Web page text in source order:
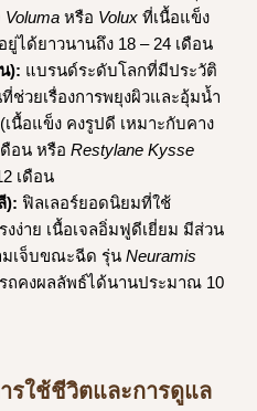
Voluma หรือ Volux ที่เนื้อแข็ง
ได้ยาวนานถึง 18 – 24 เดือน
): แบรนด์ระดับโลกที่มีประวัติ
ช่วยเรื่องการพยุงผิวและอุ้มน้ำ
นื้อแข็ง คงรูปดี เหมาะกับคาง
ดือน หรือRestylane Kysse
เดือน
): ฟิลเลอร์ยอดนิยมที่ใช้
ง่าย เนื้อเจลอิ่มฟูดีเยี่ยม มีส่วน
มเจ็บขณะฉีด รุ่นNeuramis
ถคงผลลัพธ์ได้นานประมาณ 10
รใช้ชีวิตและการดูแล